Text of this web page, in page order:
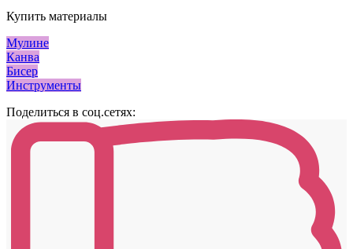
Купить материалы
Мулине
Канва
Бисер
Инструменты
Поделиться в соц.сетях: